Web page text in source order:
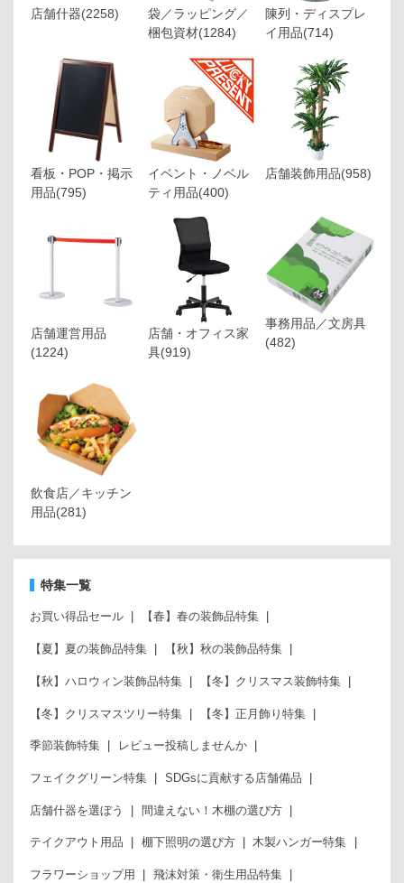
店舗什器(2258)
袋／ラッピング／
梱包資材(1284)
陳列・ディスプレ
イ用品(714)
看板・POP・掲示
用品(795)
イベント・ノベル
ティ用品(400)
店舗装飾用品(958)
店舗運営用品
(1224)
店舗・オフィス家
具(919)
事務用品／文房具
(482)
飲食店／キッチン
用品(281)
特集一覧
お買い得品セール 【春】春の装飾品特集
【夏】夏の装飾品特集 【秋】秋の装飾品特集
【秋】ハロウィン装飾品特集 【冬】クリスマス装飾特集
【冬】クリスマスツリー特集 【冬】正月飾り特集
季節装飾特集 レビュー投稿しませんか
フェイクグリーン特集 SDGsに貢献する店舗備品
店舗什器を選ぼう 間違えない！木棚の選び方
テイクアウト用品 棚下照明の選び方 木製ハンガー特集
フラワーショップ用 飛沫対策・衛生用品特集